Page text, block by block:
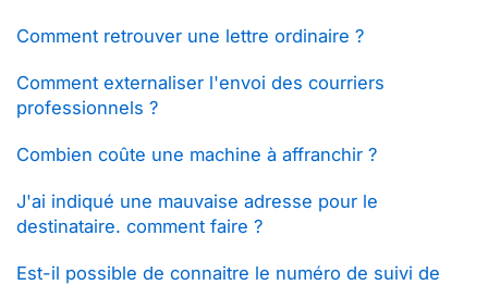
Comment retrouver une lettre ordinaire ?
Comment externaliser l'envoi des courriers
professionnels ?
Combien coûte une machine à affranchir ?
J'ai indiqué une mauvaise adresse pour le
destinataire. comment faire ?
Est-il possible de connaitre le numéro de suivi de